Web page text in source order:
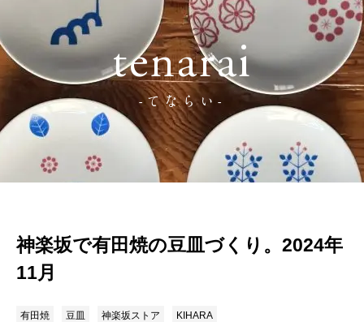
tenarai
-てならい-
神楽坂で有田焼の豆皿づくり。2024年
11月
有田焼 豆皿 神楽坂ストア KIHARA